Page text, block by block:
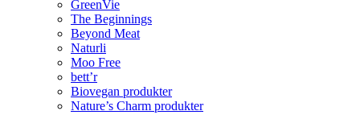
GreenVie
The Beginnings
Beyond Meat
Naturli
Moo Free
bett’r
Biovegan produkter
Nature’s Charm produkter